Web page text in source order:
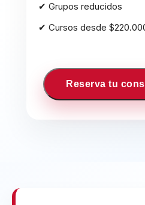
✔ Grupos reducidos
✔ Cursos desde
Reserva tu